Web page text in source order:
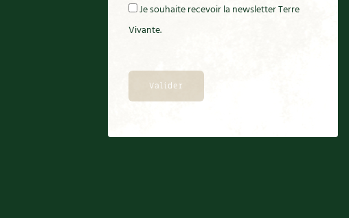
Je souhaite recevoir la newsletter Terre
Vivante.